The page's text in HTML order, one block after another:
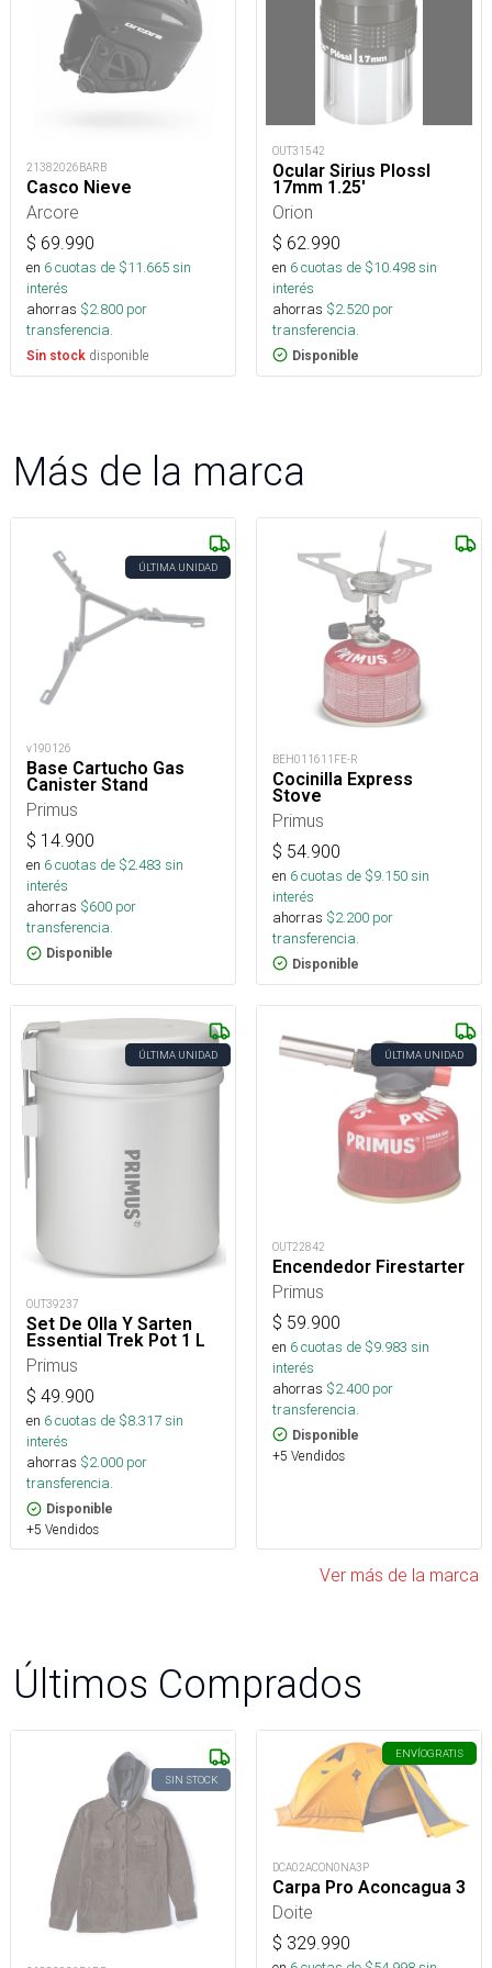
21382026BARB
Casco Nieve
Arcore
$ 69.990
en 6cuotas de $11.665sin
interés
ahorras $2.800 por
transferencia.
Sin stock disponible
OUT31542
Ocular Sirius Plossl
17mm 1.25'
Orion
$ 62.990
en 6cuotas de $10.498sin
interés
ahorras $2.520 por
transferencia.
Disponible
Más de la marca
ÚLTIMA UNIDAD
v190126
Base Cartucho Gas
Canister Stand
Primus
$ 14.900
en 6cuotas de $2.483 sin
interés
ahorras $600 por
transferencia.
Disponible
BEH011611FE-R
Cocinilla Express
Stove
Primus
$ 54.900
en 6cuotas de $9.150sin
interés
ahorras $2.200 por
transferencia.
Disponible
ÚLTIMA UNIDAD
OUT39237
Set De Olla Y Sarten
Essential Trek Pot 1 L
Primus
$ 49.900
en 6cuotas de $8.317sin
interés
ahorras $2.000 por
transferencia.
Disponible
+5 Vendidos
ÚLTIMA UNIDAD
OUT22842
Encendedor Firestarter
Primus
$ 59.900
en 6cuotas de $9.983 sin
interés
ahorras $2.400 por
transferencia.
Disponible
+5 Vendidos
Ver más de la marca
Últimos Comprados
SIN STOCK
ENVÍOGRATIS
DCA02ACON0NA3P
Carpa Pro Aconcagua 3
Doite
$ 329.990